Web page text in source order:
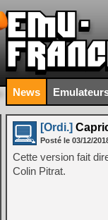
News
[Ordi.]
Posté le 03/12/
Cette version fait
Colin Pitrat.